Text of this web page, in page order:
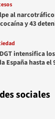
al
y 43
intensifica
España hasta el
sociales